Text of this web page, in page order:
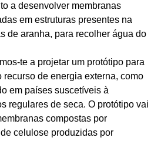
a desenvolver membranas
em estruturas presentes na
de aranha, para recolher água do
te a projetar um protótipo para
recurso de energia externa, como
em países suscetíveis à
regulares de seca. O protótipo vai
compostas por
celulose produzidas por